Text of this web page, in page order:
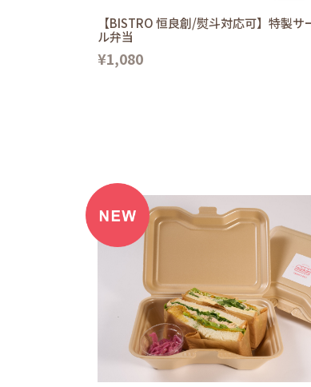
【BISTRO 恒良創/熨斗対応可】特製サ
ル弁当
¥1,080